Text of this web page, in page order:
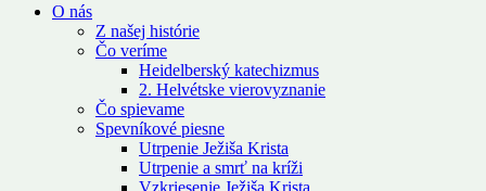
O nás
Z našej histórie
Čo veríme
Heidelberský katechizmus
2. Helvétske vierovyznanie
Čo spievame
Spevníkové piesne
Utrpenie Ježiša Krista
Utrpenie a smrť na kríži
Vzkriesenie Ježiša Krista